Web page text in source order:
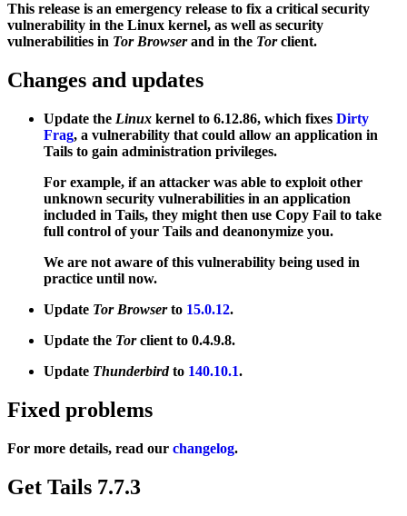
This release is an emergency release to fix a critical security
vulnerability in the Linux kernel, as well as security
vulnerabilities in Tor Browserand in the Torclient.
Changes and updates
Update the Linux kernel to 6.12.86, which fixes Dirty
Frag, a vulnerability that could allow an application in
Tails to gain administration privileges.
For example, if an attacker was able to exploit other
unknown security vulnerabilities in an application
included in Tails, they might then use Copy Fail to take
full control of your Tails and deanonymize you.
We are not aware of this vulnerability being used in
practice until now.
Update Tor Browserto 15.0.12.
Update the Torclient to 0.4.9.8.
Update Thunderbirdto 140.10.1.
Fixed problems
For more details, read our changelog.
Get Tails 7.7.3